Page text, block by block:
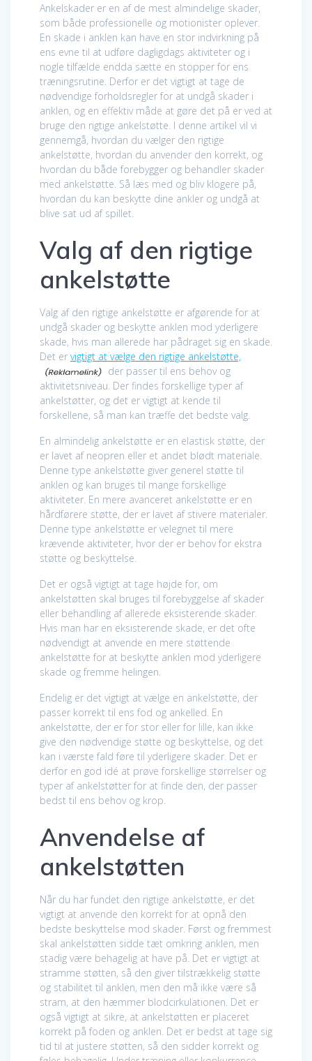
Ankelskader er en af de mest almindelige skader,
som både professionelle og motionister oplever.
En skade i anklen kan have en stor indvirkning på
ens evne til at udføre dagligdags aktiviteter og i
nogle tilfælde endda sætte en stopper for ens
træningsrutine. Derfor er det vigtigt at tage de
nødvendige forholdsregler for at undgå skader i
anklen, og en effektiv måde at gøre det på er ved at
bruge den rigtige ankelstøtte. I denne artikel vil vi
gennemgå, hvordan du vælger den rigtige
ankelstøtte, hvordan du anvender den korrekt, og
hvordan du både forebygger og behandler skader
med ankelstøtte. Så læs med og bliv klogere på,
hvordan du kan beskytte dine ankler og undgå at
blive sat ud af spillet.
Valg af den rigtige
ankelstøtte
Valg af den rigtige ankelstøtte er afgørende for at
undgå skader og beskytte anklen mod yderligere
skade, hvis man allerede har pådraget sig en skade.
Det er vigtigt at vælge den rigtige ankelstøtte,
der passer til ens behov og
aktivitetsniveau. Der findes forskellige typer af
ankelstøtter, og det er vigtigt at kende til
forskellene, så man kan træffe det bedste valg.
En almindelig ankelstøtte er en elastisk støtte, der
er lavet af neopren eller et andet blødt materiale.
Denne type ankelstøtte giver generel støtte til
anklen og kan bruges til mange forskellige
aktiviteter. En mere avanceret ankelstøtte er en
hårdførere støtte, der er lavet af stivere materialer.
Denne type ankelstøtte er velegnet til mere
krævende aktiviteter, hvor der er behov for ekstra
støtte og beskyttelse.
Det er også vigtigt at tage højde for, om
ankelstøtten skal bruges til forebyggelse af skader
eller behandling af allerede eksisterende skader.
Hvis man har en eksisterende skade, er det ofte
nødvendigt at anvende en mere støttende
ankelstøtte for at beskytte anklen mod yderligere
skade og fremme helingen.
Endelig er det vigtigt at vælge en ankelstøtte, der
passer korrekt til ens fod og ankelled. En
ankelstøtte, der er for stor eller for lille, kan ikke
give den nødvendige støtte og beskyttelse, og det
kan i værste fald føre til yderligere skader. Det er
derfor en god idé at prøve forskellige størrelser og
typer af ankelstøtter for at finde den, der passer
bedst til ens behov og krop.
Anvendelse af
ankelstøtten
Når du har fundet den rigtige ankelstøtte, er det
vigtigt at anvende den korrekt for at opnå den
bedste beskyttelse mod skader. Først og fremmest
skal ankelstøtten sidde tæt omkring anklen, men
stadig være behagelig at have på. Det er vigtigt at
stramme støtten, så den giver tilstrækkelig støtte
og stabilitet til anklen, men den må ikke være så
stram, at den hæmmer blodcirkulationen. Det er
også vigtigt at sikre, at ankelstøtten er placeret
korrekt på foden og anklen. Det er bedst at tage sig
tid til at justere støtten, så den sidder korrekt og